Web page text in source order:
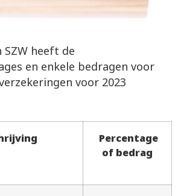
heeft de
en enkele bedragen voor
voor 2023
Percentage
of bedrag